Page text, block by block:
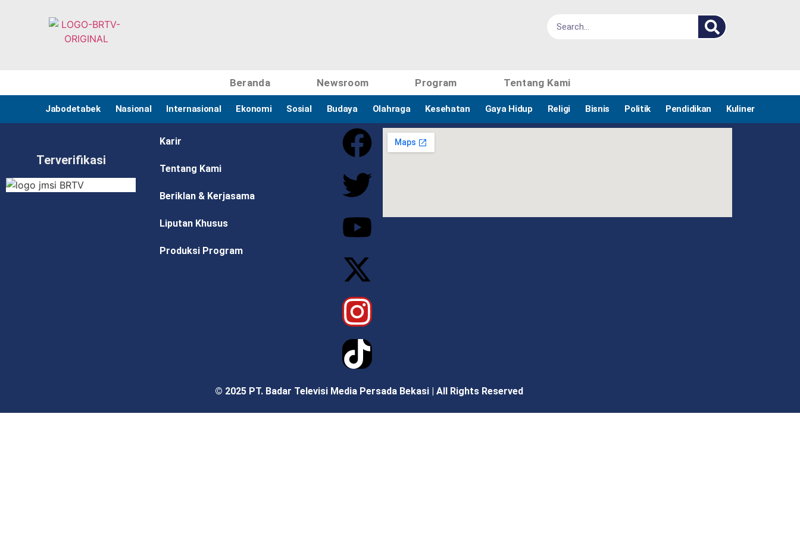
Beranda Newsroom Program Tentang Kami
Jabodetabek Nasional Internasional Ekonomi Sosial Budaya Olahraga Kesehatan Gaya Hidup Religi Bisnis Politik Pendidikan Kuliner
Terverifikasi
Karir
Tentang Kami
Beriklan & Kerjasama
Liputan Khusus
Produksi Program
© 2025 PT. Badar Televisi Media Persada Bekasi | All Rights Reserved